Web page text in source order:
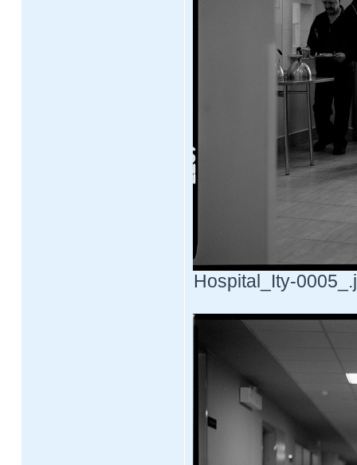
Hospital_Ity-